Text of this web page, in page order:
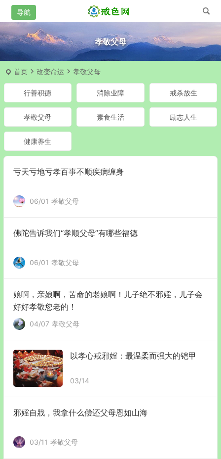
孝敬父母
首页 改变命运 孝敬父母
行善积德 消除业障 戒杀放生
孝敬父母 素食生活 励志人生
健康养生
亏天亏地亏孝百事不顺疾病缠身
06/01 孝敬父母
佛陀告诉我们“孝顺父母”有哪些福德
06/01 孝敬父母
娘啊，亲娘啊，苦命的老娘啊！儿子绝不邪婬，儿子会
好好孝敬您老的！
04/07 孝敬父母
以孝心戒邪婬：最温柔而强大的铠甲
03/14
邪婬自戕，我拿什么偿还父母恩如山海
03/11 孝敬父母